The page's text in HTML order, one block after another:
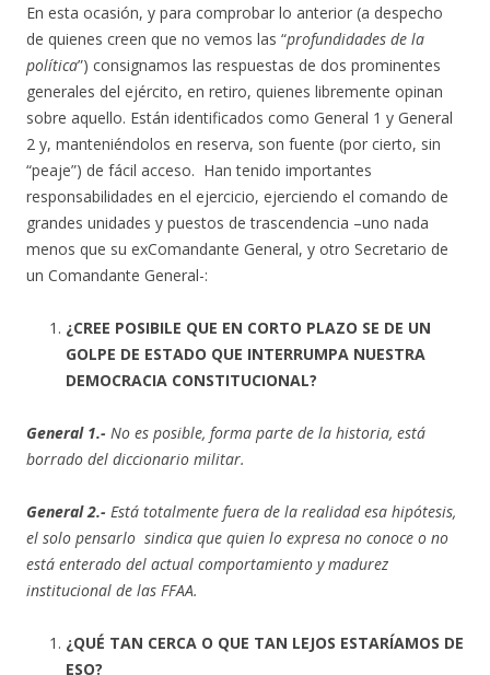
En esta ocasión, y para comprobar lo anterior (a despecho
de quienes creen que no vemos las “profundidades de la
política”) consignamos las respuestas de dos prominentes
generales del ejército, en retiro, quienes libremente opinan
sobre aquello. Están identificados como General 1 y General
2 y, manteniéndolos en reserva, son fuente (por cierto, sin
“peaje”) de fácil acceso. Han tenido importantes
responsabilidades en el ejercicio, ejerciendo el comando de
grandes unidades y puestos de trascendencia –uno nada
menos que su exComandante General, y otro Secretario de
un Comandante General-:
¿CREE POSIBILE QUE EN CORTO PLAZO SE DE UN
GOLPE DE ESTADO QUE INTERRUMPA NUESTRA
DEMOCRACIA CONSTITUCIONAL?
General 1.- No es posible, forma parte de la historia, está
borrado del diccionario militar.
General 2.- Está totalmente fuera de la realidad esa hipótesis,
el solo pensarlo sindica que quien lo expresa no conoce o no
está enterado del actual comportamiento y madurez
institucional de las FFAA.
¿QUÉ TAN CERCA O QUE TAN LEJOS ESTARÍAMOS DE
ESO?